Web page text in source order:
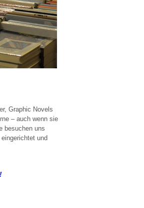
Graphic Novels
– auch wenn sie
besuchen uns
und